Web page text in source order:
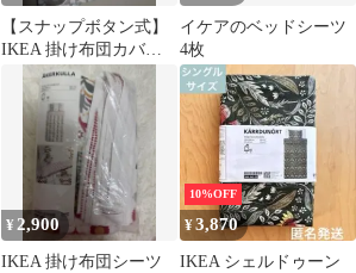
【スナップボタン式】
IKEA 掛け布団カバー
枕カバーセット ダマス
ク柄
イケアのベッドシーツ
4枚
¥ 2,900
IKEA 掛け布団シーツ
10%OFF
¥3,870
IKEA シェルドゥーン